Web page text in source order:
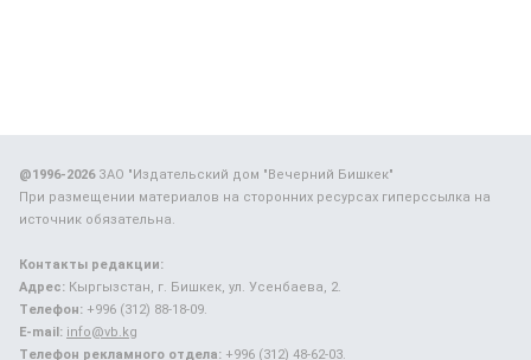
@1996-2026ЗАО "Издательский дом "Вечерний Бишкек"
При размещении материалов на сторонних ресурсах гиперссылка на
источник обязательна.
Контакты редакции:
Адрес: Кыргызстан, г. Бишкек, ул. Усенбаева, 2.
Телефон: +996 (312) 88-18-09.
E-mail: info@vb.kg
Телефон рекламного отдела: +996 (312) 48-62-03.